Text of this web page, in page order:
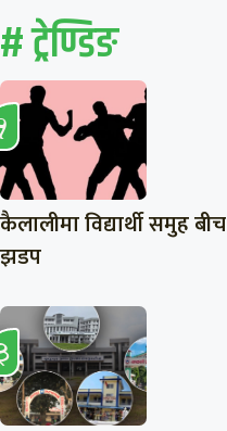
# ट्रेण्डिङ
कैलालीमा विद्यार्थी समुह बीच
झडप